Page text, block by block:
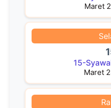
Maret
15-
Maret